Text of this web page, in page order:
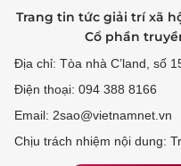
Trang tin tức giải trí xã
Cổ phần
Địa chỉ: Tòa nhà C’land, số
Điện thoại: 094 388 8166
Email: 2sao@vietnamnet.vn
Chịu trách nhiệm nội dung: